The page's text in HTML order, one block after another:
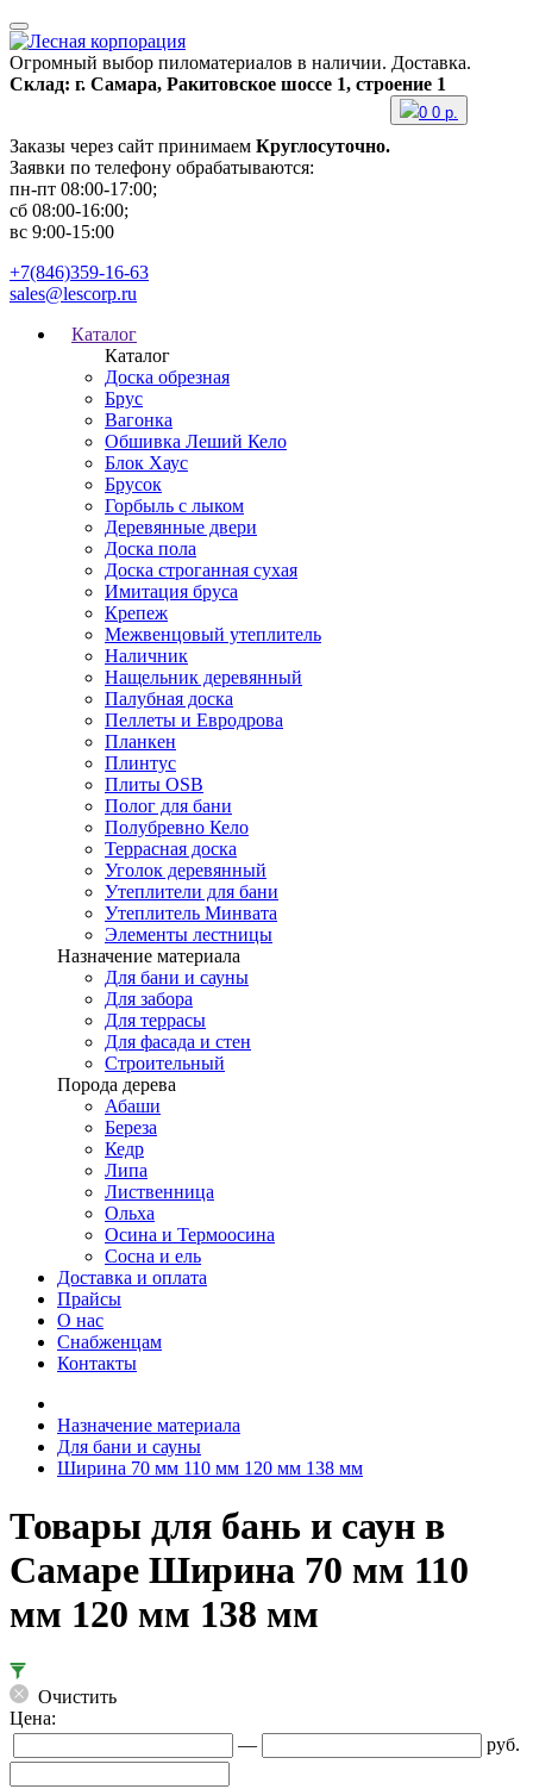
Огромный выбор пиломатериалов в наличии. Доставка.
Склад: г. Самара, Ракитовское шоссе 1, строение 1
Заказы через сайт принимаем Круглосуточно.
Заявки по телефону обрабатываются:
пн-пт 08:00-17:00;
сб 08:00-16:00;
вс 9:00-15:00
0 0 р.
+7(846)359-16-63
sales@lescorp.ru
Каталог
Каталог
Доска обрезная
Брус
Вагонка
Обшивка Леший Кело
Блок Хаус
Брусок
Горбыль с лыком
Деревянные двери
Доска пола
Доска строганная сухая
Имитация бруса
Крепеж
Межвенцовый утеплитель
Наличник
Нащельник деревянный
Палубная доска
Пеллеты и Евродрова
Планкен
Плинтус
Плиты OSB
Полог для бани
Полубревно Кело
Террасная доска
Уголок деревянный
Утеплители для бани
Утеплитель Минвата
Элементы лестницы
Назначение материала
Для бани и сауны
Для забора
Для террасы
Для фасада и стен
Строительный
Порода дерева
Абаши
Береза
Кедр
Липа
Лиственница
Ольха
Осина и Термоосина
Сосна и ель
Доставка и оплата
Прайсы
О нас
Снабженцам
Контакты
Назначение материала
Для бани и сауны
Ширина 70 мм 110 мм 120 мм 138 мм
Товары для бань и саун в
Самаре Ширина 70 мм 110
мм 120 мм 138 мм
Очистить
Цена:
—
руб.